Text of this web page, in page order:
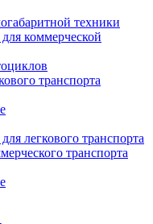
техники
коммерческой
транспорта
легкового транспорта
транспорта